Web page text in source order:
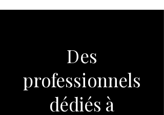
Des
professionnels
dédiés à